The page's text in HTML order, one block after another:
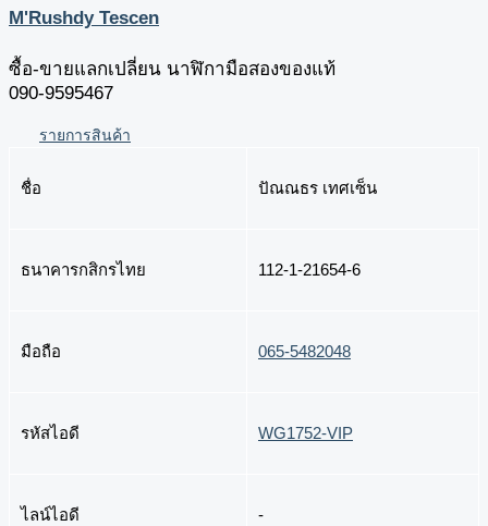
M'Rushdy Tescen
ซื้อ-ขายแลกเปลี่ยน นาฬิกามือสองของแท้
090-9595467
รายการสินค้า
ชื่อ ปัณณธร เทศเซ็น
ธนาคารกสิกรไทย 112-1-21654-6
มือถือ 065-5482048
รหัสไอดี WG1752-VIP
ไลน์ไอดี -